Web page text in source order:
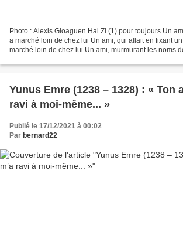
Photo : Alexis Gloaguen Hai Zi (1) pour toujours Un
a marché loin de chez lui Un ami, qui allait en fixant
marché loin de chez lui Un ami, murmurant les noms
Yunus Emre (1238 – 1328) : « Ton
ravi à moi-même... »
Publié le 17/12/2021 à 00:02
Par bernard22